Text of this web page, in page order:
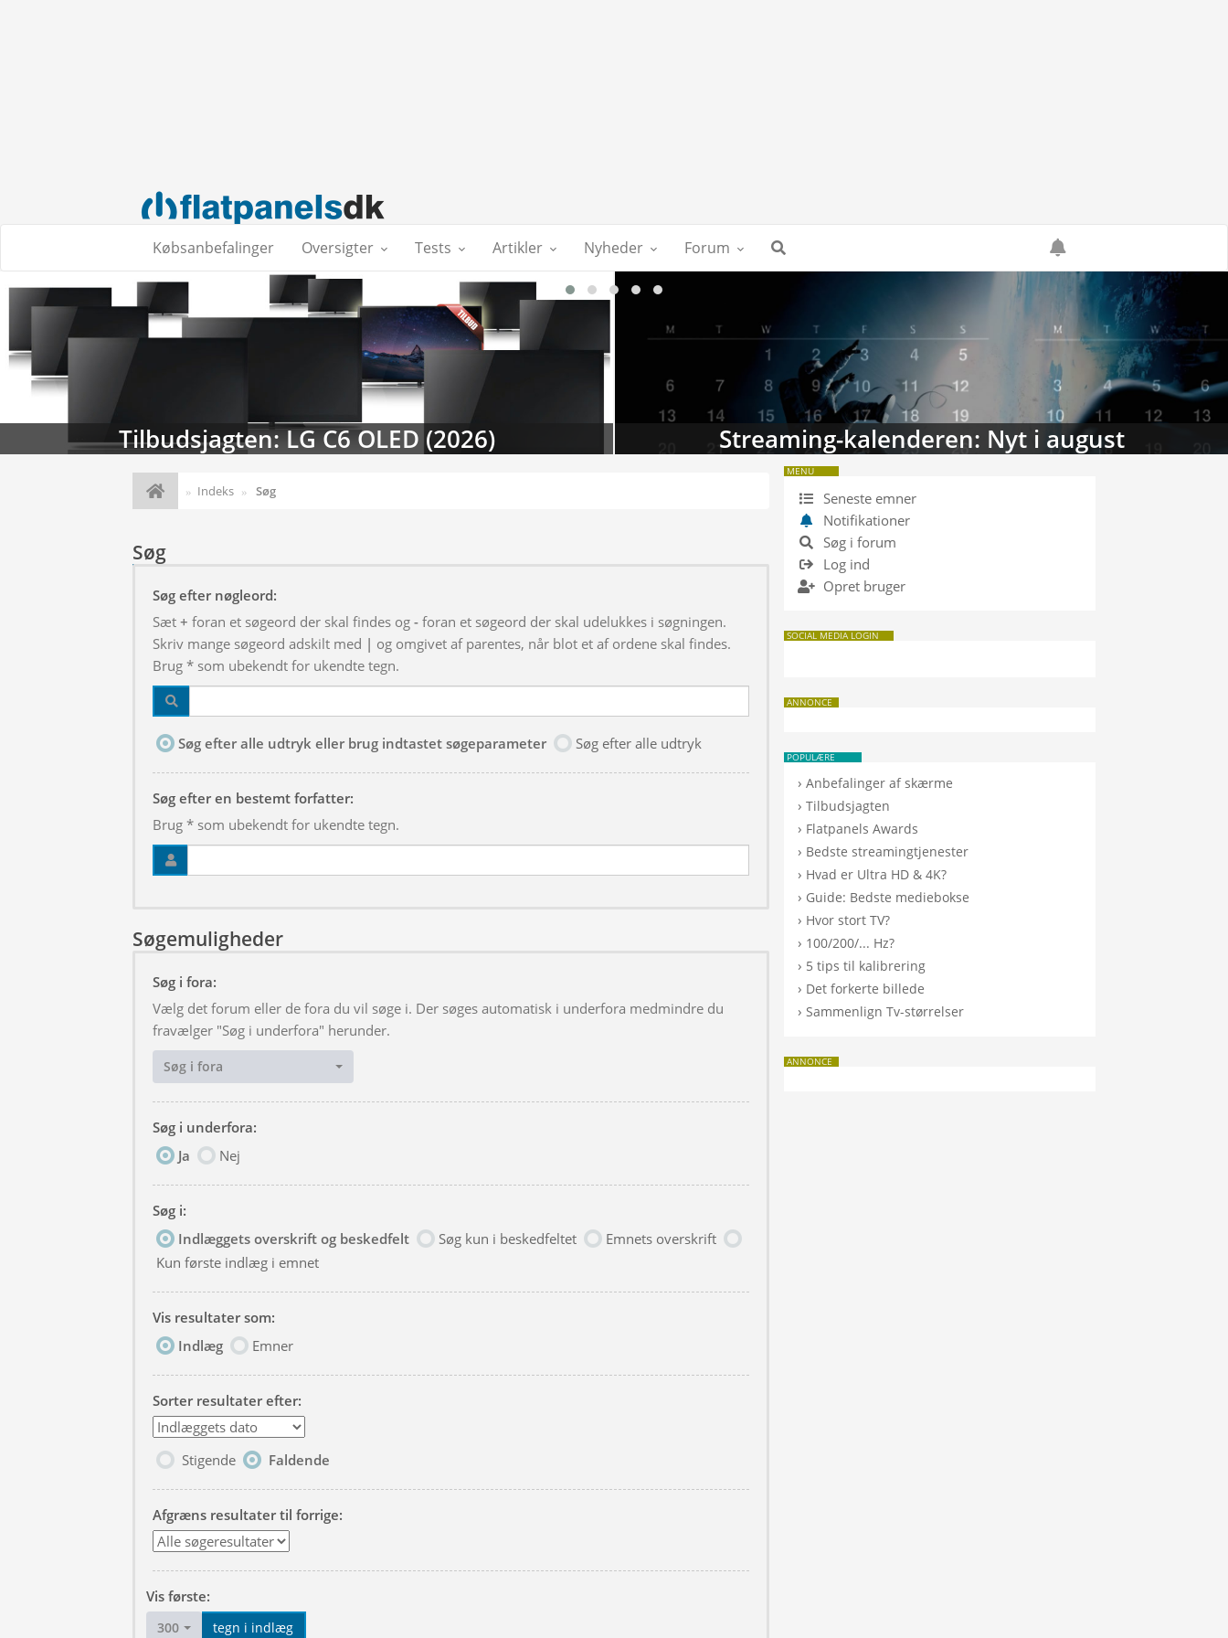
Købsanbefalinger Oversigter Tests Artikler Nyheder Forum
Tilbudsjagten: LG C6 OLED (2026) Streaming-kalenderen: Nyt i august
Indeks Søg
Søg
Søg efter nøgleord:
Sæt + foran et søgeord der skal findes og - foran et søgeord der skal udelukkes i søgningen.
Skriv mange søgeord adskilt med | og omgivet af parentes, når blot et af ordene skal findes.
Brug * som ubekendt for ukendte tegn.
Søg efter alle udtryk eller brug indtastet søgeparameter Søg efter alle udtryk
Søg efter en bestemt forfatter:
Brug * som ubekendt for ukendte tegn.
Søgemuligheder
Søg i fora:
Vælg det forum eller de fora du vil søge i. Der søges automatisk i underfora medmindre du
fravælger "Søg i underfora" herunder.
Søg i fora
Søg i underfora:
Ja
Nej
Søg i:
Indlæggets overskrift og beskedfelt
Søg kun i beskedfeltet
Emnets overskrift
Kun første indlæg i emnet
Vis resultater som:
Indlæg
Emner
Sorter resultater efter:
Stigende Faldende
Afgræns resultater til forrige:
Vis første:
300 tegn i indlæg
MENU
Seneste emner
Notifikationer
Søg i forum
Log ind
Opret bruger
SOCIAL MEDIA LOGIN
ANNONCE
POPULÆRE
›Anbefalinger af skærme
›Tilbudsjagten
› Flatpanels Awards
› Bedste streamingtjenester
› Hvad er Ultra HD & 4K?
› Guide: Bedste mediebokse
› Hvor stort TV?
› 100/200/... Hz?
› 5 tips til kalibrering
› Det forkerte billede
›Sammenlign Tv-størrelser
ANNONCE